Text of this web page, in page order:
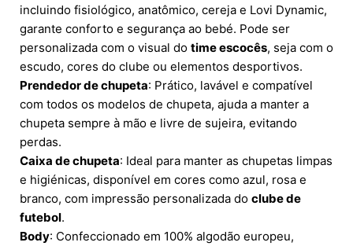
incluindo fisiológico, anatômico, cereja e Lovi Dynamic,
garante conforto e segurança ao bebé. Pode ser
personalizada com o visual do time escocês, seja com o
escudo, cores do clube ou elementos desportivos.
Prendedor de chupeta: Prático, lavável e compatível
com todos os modelos de chupeta, ajuda a manter a
chupeta sempre à mão e livre de sujeira, evitando
perdas.
Caixa de chupeta: Ideal para manter as chupetas limpas
e higiénicas, disponível em cores como azul, rosa e
branco, com impressão personalizada do clube de
futebol.
Body: Confeccionado em 100% algodão europeu,